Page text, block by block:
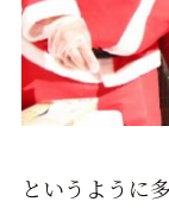
というように